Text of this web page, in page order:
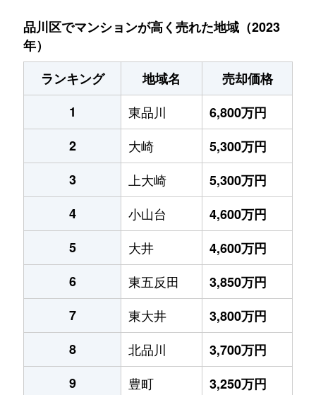
品川区でマンションが高く売れた地域（2023
年）
ランキング
地域名
売却価格
1
東品川
6,800万円
2
大崎
5,300万円
3
上大崎
5,300万円
4
小山台
4,600万円
5
大井
4,600万円
6
東五反田
3,850万円
7
東大井
3,800万円
8
北品川
3,700万円
9
豊町
3,250万円